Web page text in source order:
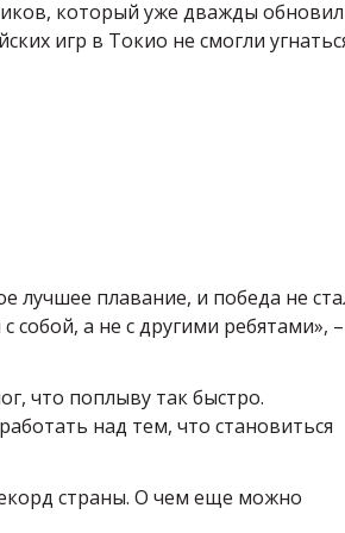
который уже дважды обновил
игр в Токио не смогли
лучшее плавание, и победа не
а не с другими ребятами», –
что поплыву так быстро.
над тем, что становиться
страны. О чем еще можно